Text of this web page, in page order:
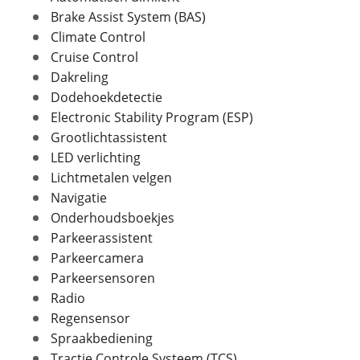
Laksoort
Metallic
Kleur
Fabriekskleur
Verbruik en milieu
Brandstof
Nevenbrandstof
Inhoud brandstoftank
Verbruik gecombineerd
Energielabel
CO2 uitstoot
Geschiedenis
Brake Assist System (BAS)
Climate Control
Cruise Control
Dakreling
Dodehoekdetectie
Electronic Stability Program (ESP)
Grootlichtassistent
LED verlichting
Lichtmetalen velgen
Navigatie
Onderhoudsboekjes
Parkeerassistent
Parkeercamera
Parkeersensoren
Radio
Regensensor
Spraakbediening
Foto's
Klik hier om foto's te uploaden
(optioneel)
JPG, PNG (max 10 foto's)
Jouw contactgegevens
Naam
E-mailadres
Telefoonnummer (optioneel)